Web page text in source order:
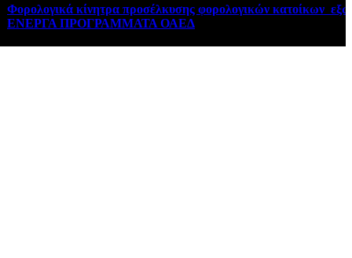
κίνητρα προσέλκυσης φορολογικών κατοίκων
ΠΡΟΓΡΑΜΜΑΤΑ ΟΑΕΔ August 6, 2026